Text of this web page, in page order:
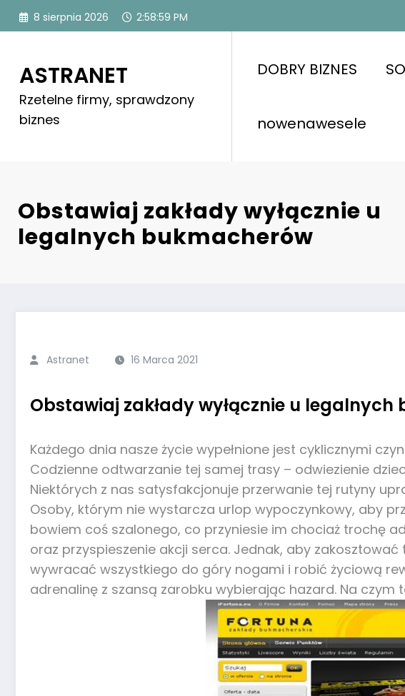
Skip
8 sierpnia 2026 2:59:00 PM
ASTRANET
Rzetelne firmy, sprawdzony
biznes
DOBRY BIZNES
nowenawesele
Obstawiaj zakłady wyłącznie u
legalnych bukmacherów
Astranet 16 Marca 2021
Obstawiaj zakłady wyłącznie u
Każdego dnia nasze życie wypełnione jest cyklicznymi
Codzienne odtwarzanie tej samej trasy – odwiezienie
Niektórych z nas satysfakcjonuje przerwanie tej rutyny
Osoby, którym nie wystarcza urlop wypoczynkowy, aby
bowiem coś szalonego, co przyniesie im chociaż trochę
oraz przyspieszenie akcji serca. Jednak, aby
wywracać wszystkiego do góry nogami i robić życiową
adrenalinę z szansą zarobku wybierając hazard. Na